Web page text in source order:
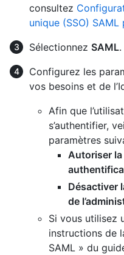
consultez
unique (SSO)
Sélectionnez SAML.
Configurez les
vos besoins et de
Afin que
s’authentifier,
paramètres
Autoriser
Désactiver
de
Si vous utilisez
instructions de
SAML » du